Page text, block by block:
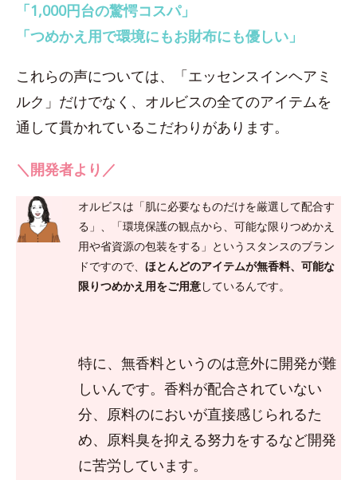
「1,000円台の驚愕コスパ」
「つめかえ用で環境にもお財布にも優しい」
これらの声については、「エッセンスインヘアミ
ルク」だけでなく、オルビスの全てのアイテムを
通して貫かれているこだわりがあります。
＼開発者より／
オルビスは「肌に必要なものだけを厳選して配合す
る」、「環境保護の観点から、可能な限りつめかえ
用や省資源の包装をする」というスタンスのブラン
ドですので、ほとんどのアイテムが無香料、可能な
限りつめかえ用をご用意しているんです。
特に、無香料というのは意外に開発が難
しいんです。香料が配合されていない
分、原料のにおいが直接感じられるた
め、原料臭を抑える努力をするなど開発
に苦労しています。